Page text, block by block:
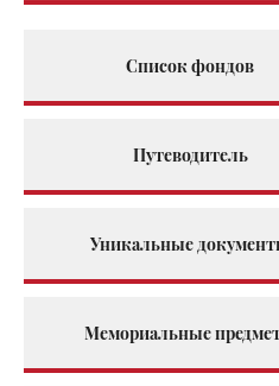
Список фондов
Путеводитель
Уникальные
Мемориальные